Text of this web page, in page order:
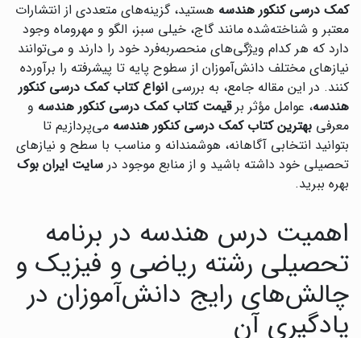
کمک درسی کنکور هندسه هستید، گزینه‌های متعددی از انتشارات
معتبر و شناخته‌شده مانند گاج، خیلی سبز، الگو و مهروماه وجود
دارد که هر کدام ویژگی‌های منحصربه‌فرد خود را دارند و می‌توانند
نیازهای مختلف دانش‌آموزان از سطوح پایه تا پیشرفته را برآورده
کنند. در این مقاله جامع، به بررسی انواع کتاب کمک درسی کنکور
هندسه، عوامل مؤثر برقیمت کتاب کمک درسی کنکور هندسه و
معرفی بهترین کتاب کمک درسی کنکور هندسه می‌پردازیم تا
بتوانید انتخابی آگاهانه، هوشمندانه و مناسب با سطح و نیازهای
تحصیلی خود داشته باشید و از منابع موجود در سایت ایران بوک
بهره ببرید.
اهمیت درس هندسه در برنامه
تحصیلی رشته ریاضی و فیزیک و
چالش‌های رایج دانش‌آموزان در
یادگیری آن